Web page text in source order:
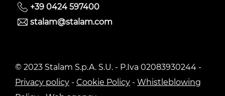
+39 0424 597400
stalam@stalam.com
© 2023 Stalam S.p.A. S.U. - P.Iva 02083930244 -
Privacy policy - Cookie Policy - Whistleblowing